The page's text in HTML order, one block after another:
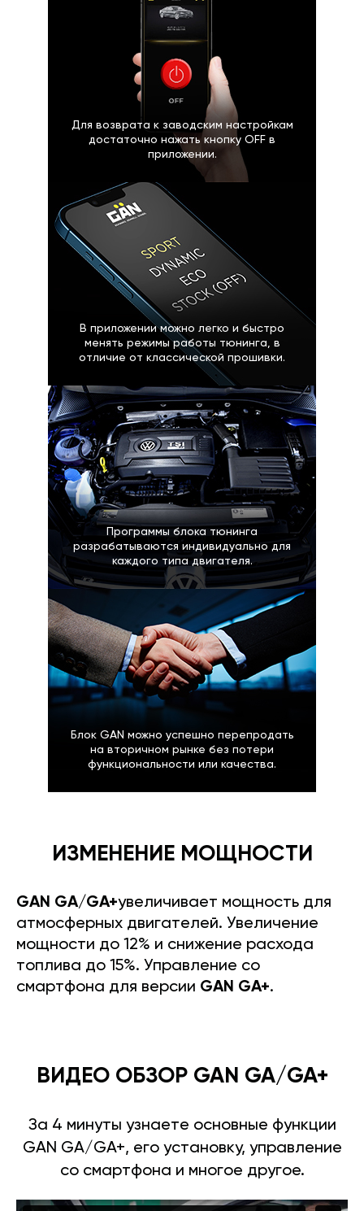
Для возврата к заводским настройкам
достаточно нажать кнопку OFF в
приложении.
В приложении можно легко и быстро
менять режимы работы тюнинга, в
отличие от классической прошивки.
Программы блока тюнинга
разрабатываются индивидуально для
каждого типа двигателя.
Блок GAN можно успешно перепродать
на вторичном рынке без потери
функциональности или качества.
ИЗМЕНЕНИЕ МОЩНОСТИ
GAN GA/GA+увеличивает мощность для
атмосферных двигателей. Увеличение
мощности до 12% и снижение расхода
топлива до 15%. Управление со
смартфона для версии GAN GA+.
ВИДЕО ОБЗОР GAN GA/GA+
За 4 минуты узнаете основные функции
GAN GA/GA+, его установку, управление
со смартфона и многое другое.